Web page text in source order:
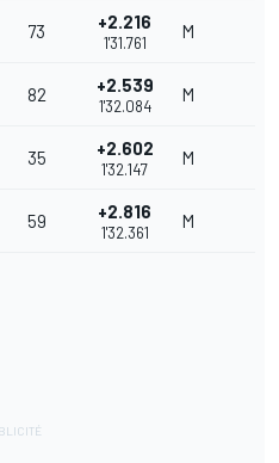
73 +2.216
1'31.761
M
82 +2.539
1'32.084
M
35 +2.602
1'32.147
M
59 +2.816
1'32.361
M